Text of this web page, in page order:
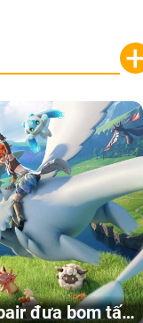
đưa bom tấn